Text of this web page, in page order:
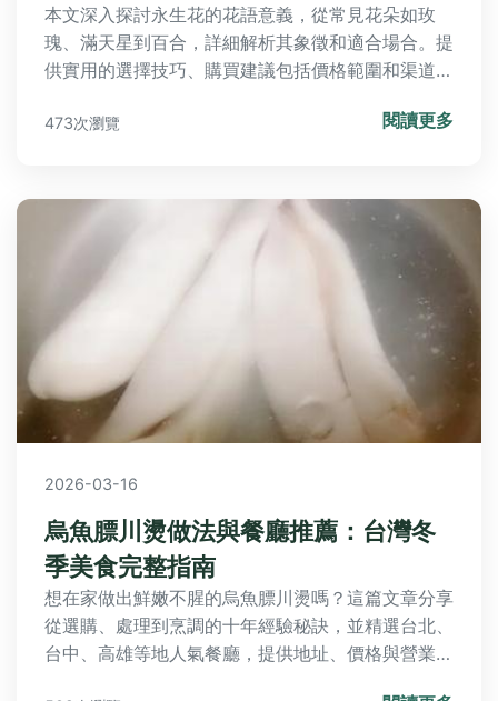
本文深入探討永生花的花語意義，從常見花朵如玫
瑰、滿天星到百合，詳細解析其象徵和適合場合。提
供實用的選擇技巧、購買建議包括價格範圍和渠道比
關疑問，幫助您送禮或裝飾家居做出最佳選擇。
473次瀏覽 閱讀更多
2026-03-16
烏魚膘川燙做法與餐廳推薦：台灣冬
季美食完整指南
想在家做出鮮嫩不腥的烏魚膘川燙嗎？這篇文章分享
從選購、處理到烹調的十年經驗秘訣，並精選台北、
台中、高雄等地人氣餐廳，提供地址、價格與營業時